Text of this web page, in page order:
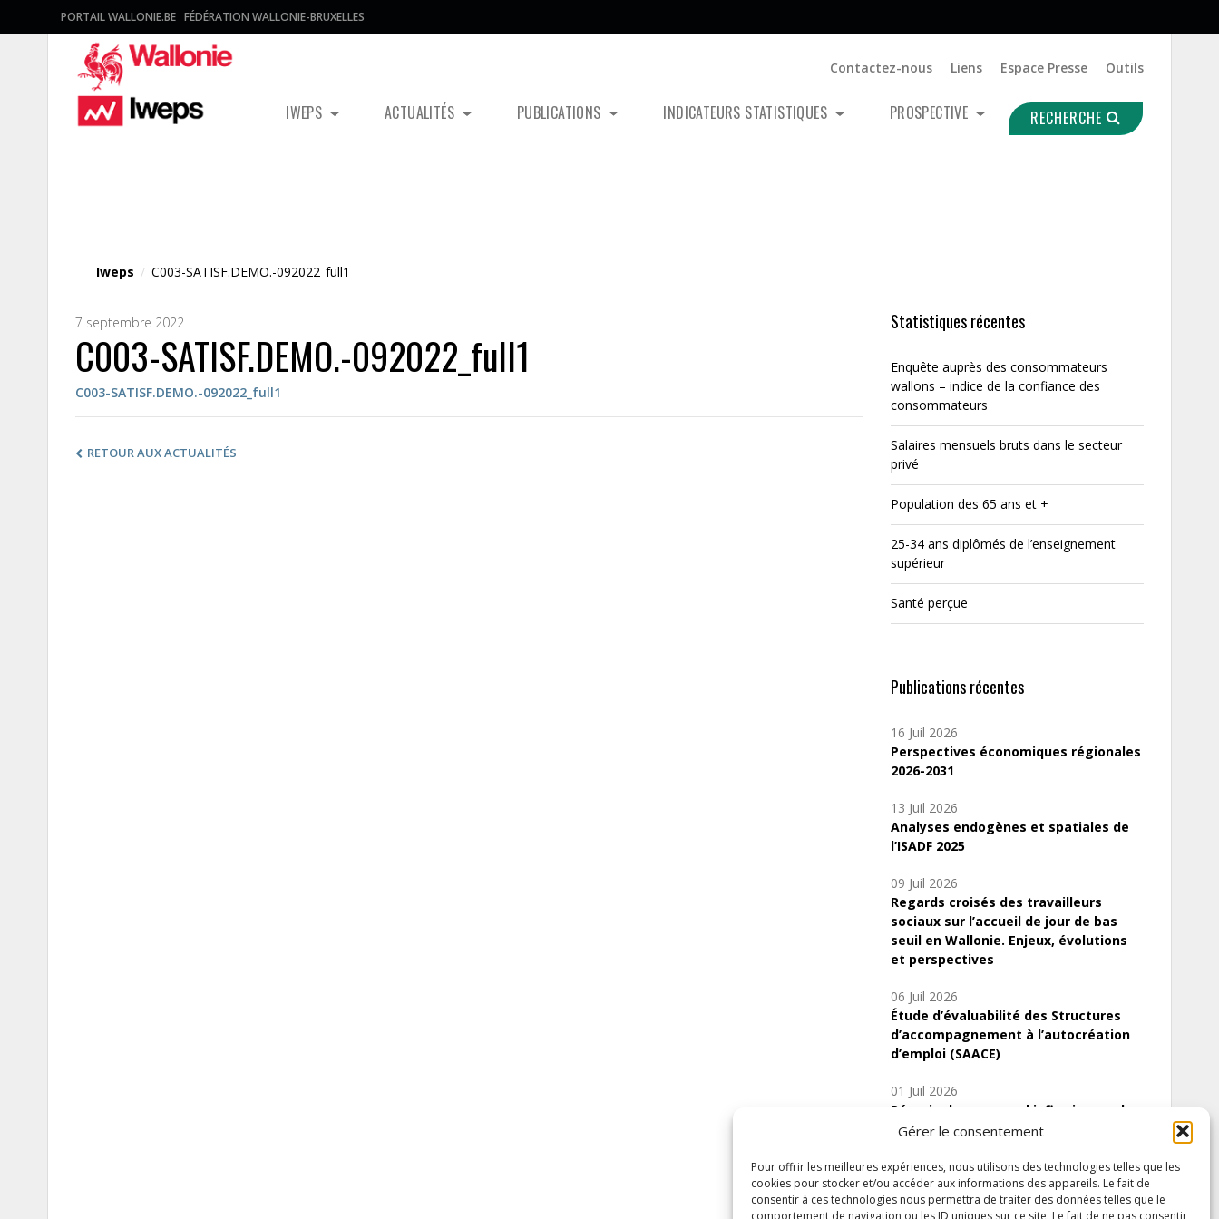
Gérer le consentement
Pour offrir les meilleures expériences, nous utilisons des technologies telles que les
cookies pour stocker et/ou accéder aux informations des appareils. Le fait de
consentir à ces technologies nous permettra de traiter des données telles que le
comportement de navigation ou les ID uniques sur ce site. Le fait de ne pas consentir
PORTAIL WALLONIE.BE FÉDÉRATION WALLONIE-BRUXELLES
Contactez-nous Liens Espace Presse Outils
IWEPS ACTUALITÉS PUBLICATIONS INDICATEURS STATISTIQUES PROSPECTIVE RECHERCHE
Iweps / C003-SATISF.DEMO.-092022_full1
7 septembre 2022
C003-SATISF.DEMO.-092022_full1
C003-SATISF.DEMO.-092022_full1
RETOUR AUX ACTUALITÉS
Statistiques récentes
Enquête auprès des consommateurs
wallons – indice de la confiance des
consommateurs
Salaires mensuels bruts dans le secteur
privé
Population des 65 ans et +
25-34 ans diplômés de l’enseignement
supérieur
Santé perçue
Publications récentes
16 Juil 2026
Perspectives économiques régionales
2026-2031
13 Juil 2026
Analyses endogènes et spatiales de
l’ISADF 2025
09 Juil 2026
Regards croisés des travailleurs
sociaux sur l’accueil de jour de bas
seuil en Wallonie. Enjeux, évolutions
et perspectives
06 Juil 2026
Étude d’évaluabilité des Structures
d’accompagnement à l’autocréation
d’emploi (SAACE)
01 Juil 2026
Pénurie du personnel infirmier :quels
indicateurs d’offre de soins pour